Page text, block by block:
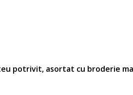
potrivit, asortat cu broderie